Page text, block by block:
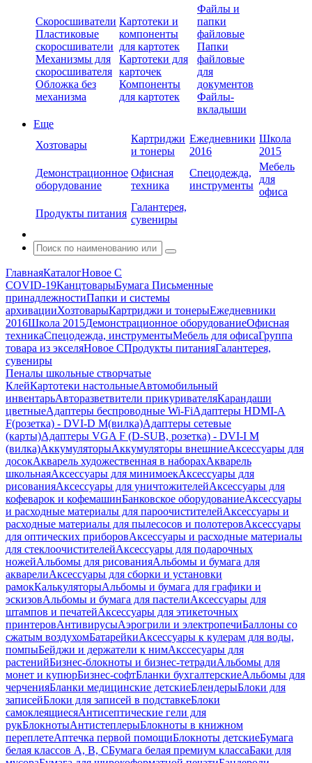
Скоросшиватели
Пластиковые
скоросшиватели
Механизмы для
скоросшивателя
Обложка без
механизма
Картотеки и
компоненты
для картотек
Картотеки для
карточек
Компоненты
для картотек
Файлы и
папки
файловые
Папки
файловые
для
документов
Файлы-
вкладыши
Еще
Хозтовары
Картриджи
и тонеры
Ежедневники
2016
Школа
2015
Демонстрационное
оборудование
Офисная
техника
Спецодежда,
инструменты
Мебель
для
офиса
Продукты питания
Галантерея,
сувениры
ГлавнаяКаталогНовое С
COVID-19КанцтоварыБумага Письменные
принадлежностиПапки и системы
архивацииХозтоварыКартриджи и тонерыЕжедневники
2016Школа 2015Демонстрационное оборудованиеОфисная
техникаСпецодежда, инструментыМебель для офисаГруппа
товара из экселяНовое СПродукты питанияГалантерея,
сувениры
Пеналы школьные створчатые
КлейКартотеки настольныеАвтомобильный
инвентарьАвторазветвители прикуривателяКарандаши
цветныеАдаптеры беспроводные Wi-FiАдаптеры HDMI-A
F(розетка) - DVI-D M(вилка)Адаптеры сетевые
(карты)Адаптеры VGA F (D-SUB, розетка) - DVI-I M
(вилка)АккумуляторыАккумуляторы внешниеАксессуары для
досокАкварель художественная в наборахАкварель
школьнаяАксессуары для минимоекАксессуары для
рисованияАксессуары для уничтожителейАксессуары для
кофеварок и кофемашинБанковское оборудованиеАксессуары
и расходные материалы для пароочистителейАксессуары и
расходные материалы для пылесосов и полотеровАксессуары
для оптических приборовАксессуары и расходные материалы
для стеклоочистителейАксессуары для подарочных
ножейАльбомы для рисованияАльбомы и бумага для
акварелиАксессуары для сборки и установки
рамокКалькуляторыАльбомы и бумага для графики и
эскизовАльбомы и бумага для пастелиАксессуары для
штампов и печатейАксессуары для этикеточных
принтеровАнтивирусыАэрогрили и электропечиБаллоны со
сжатым воздухомБатарейкиАксессуары к кулерам для воды,
помпыБейджи и держатели к нимАкссесуары для
растенийБизнес-блокноты и бизнес-тетрадиАльбомы для
монет и купюрБизнес-софтБланки бухгалтерскиеАльбомы для
черченияБланки медицинские детскиеБлендерыБлоки для
записейБлоки для записей в подставкеБлоки
самоклеящиесяАнтисептические гели для
рукБлокнотыАнтистеплерыБлокноты в книжном
переплетеАптечка первой помощиБлокноты детскиеБумага
белая классов А, В, СБумага белая премиум классаБаки для